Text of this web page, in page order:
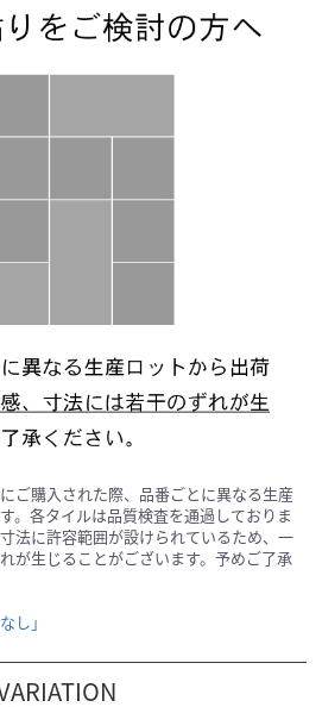
ご購入された際、品番ごとに異なる生産
。各タイルは品質検査を通過しておりま
法に許容範囲が設けられているため、一
が生じることがございます。予めご了承
し」